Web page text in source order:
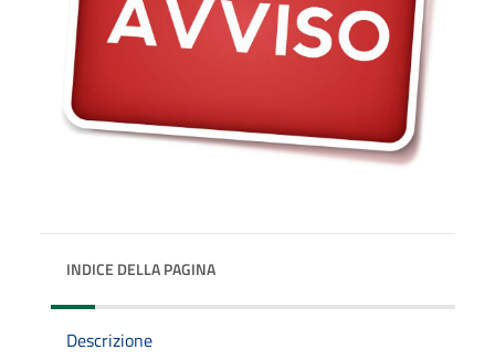
INDICE DELLA PAGINA
Descrizione